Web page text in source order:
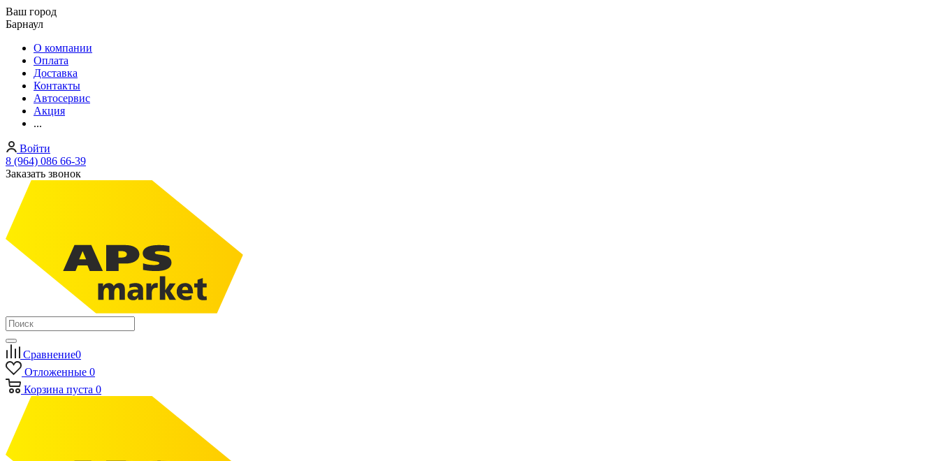
Ваш город
Барнаул
О компании
Оплата
Доставка
Контакты
Автосервис
Акция
...
Войти
8 (964) 086 66-39
Заказать звонок
Сравнение0
Отложенные 0
Корзина пуста 0